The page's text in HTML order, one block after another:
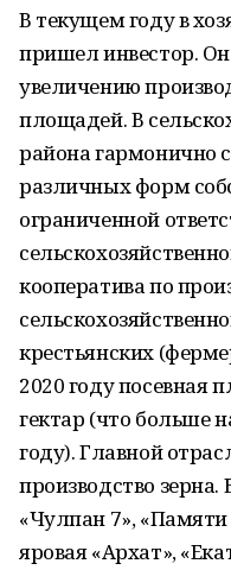
В текущем году в
пришел инвестор.
увеличению
площадей. В
района гармонично
различных форм
ограниченной
кооператива по
крестьянских
2020 году посевная
гектар (что больше
году). Главной
производство
«Чулпан 7»,
яровая «Архат»,